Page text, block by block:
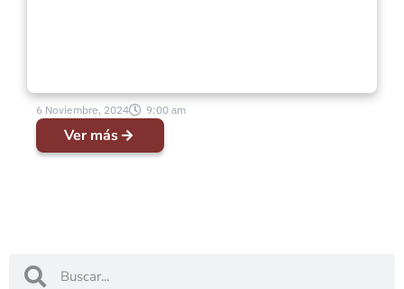
6 Noviembre, 2024 9:00 am
Ver más